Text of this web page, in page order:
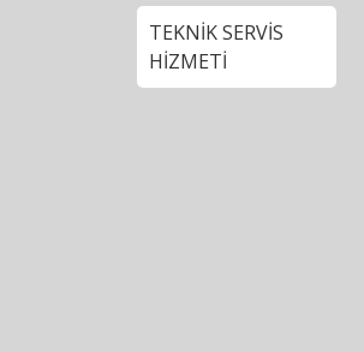
TEKNİK SERVİS
HİZMETİ